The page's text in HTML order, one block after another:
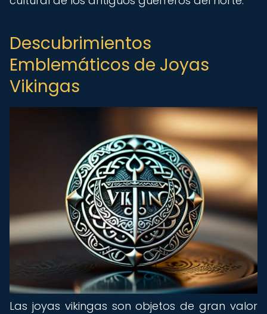
Descubrimientos
Emblemáticos de Joyas
Vikingas
Las joyas vikingas son objetos de gran valor